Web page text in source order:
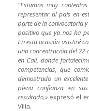
“Estamos muy
representar al país en
parte de la convocatoria
positivo que ya nos ha
En esta ocasión asistiré
una concentración del 22
en Cali, donde
competencias, que
demostrado un
plena confianza en
resultado,» expresó el
Villa.